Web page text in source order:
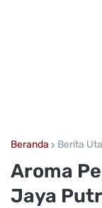
Beranda Berita
Aroma
Jaya